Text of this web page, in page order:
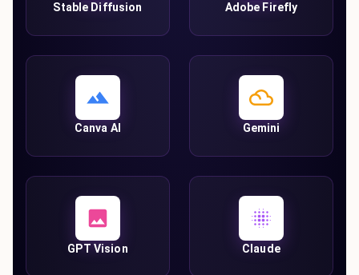
Stable Diffusion Adobe Firefly
Canva AI Gemini
GPT Vision Claude